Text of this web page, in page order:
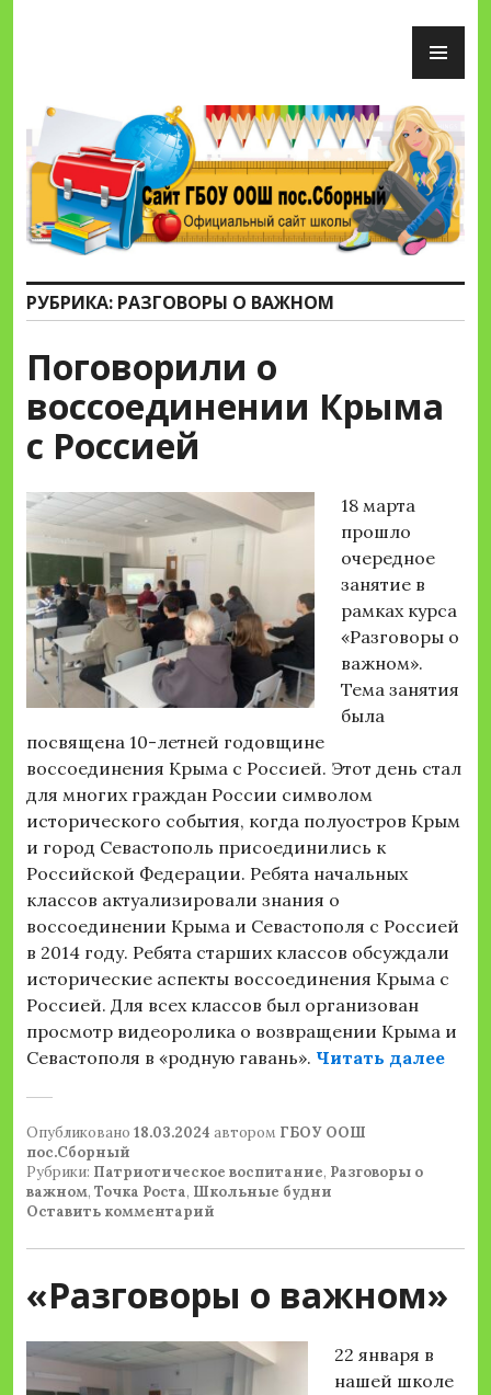
Сайт ГБОУ ООШ пос.Сборный
РУБРИКА: РАЗГОВОРЫ О ВАЖНОМ
Поговорили о
воссоединении Крыма
с Россией
18 марта
прошло
очередное
занятие в
рамках курса
«Разговоры о
важном».
Тема занятия
была
посвящена 10-летней годовщине
воссоединения Крыма с Россией. Этот день стал
для многих граждан России символом
исторического события, когда полуостров Крым
и город Севастополь присоединились к
Российской Федерации. Ребята начальных
классов актуализировали знания о
воссоединении Крыма и Севастополя с Россией
в 2014 году. Ребята старших классов обсуждали
исторические аспекты воссоединения Крыма с
Россией. Для всех классов был организован
просмотр видеоролика о возвращении Крыма и
Севастополя в «родную гавань». Читать далее
Опубликовано 18.03.2024 автором ГБОУ ООШ
пос.Сборный
Рубрики: Патриотическое воспитание, Разговоры о
важном, Точка Роста, Школьные будни
Оставить комментарий
«Разговоры о важном»
22 января в
нашей школе